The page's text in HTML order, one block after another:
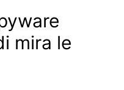
mira le